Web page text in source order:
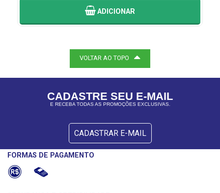
ADICIONAR
VOLTAR AO TOPO
CADASTRE SEU E-MAIL
E RECEBA TODAS AS PROMOÇÕES EXCLUSIVAS.
CADASTRAR E-MAIL
FORMAS DE PAGAMENTO